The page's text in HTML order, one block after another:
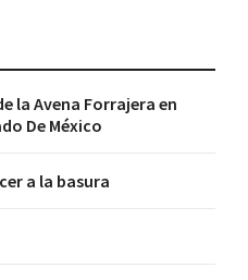
la Avena Forrajera en
De México
a la basura